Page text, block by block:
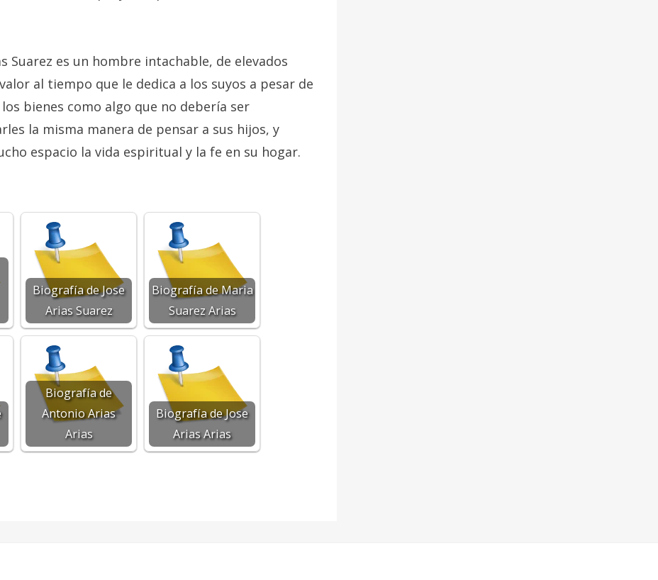
Suarez es un hombre intachable, de elevados
al tiempo que le dedica a los suyos a pesar de
bienes como algo que no debería ser
la misma manera de pensar a sus hijos, y
espacio la vida espiritual y la fe en su hogar.
Biografía de Jose
Arias Suarez
Biografía de Maria
Suarez Arias
Biografía de
Antonio Arias
Arias
Biografía de Jose
Arias Arias